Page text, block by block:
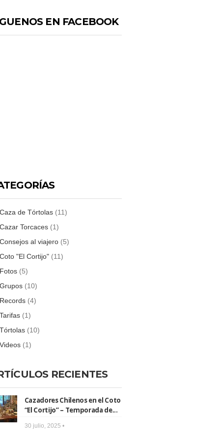
EN FACEBOOK
de Tórtolas(11)
Torcaces(1)
al viajero(5)
"El Cortijo"(11)
(5)
(10)
(4)
(1)
(10)
(1)
RECIENTES
Cazadores Chilenos en el Coto
“El Cortijo” – Temporada de...
30 julio, 2025 •